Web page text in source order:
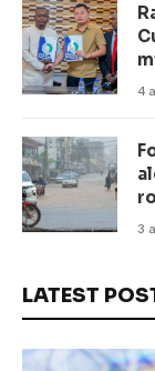
4
3
LATEST